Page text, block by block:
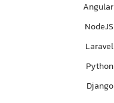
Angular
NodeJS
Laravel
Python
Django